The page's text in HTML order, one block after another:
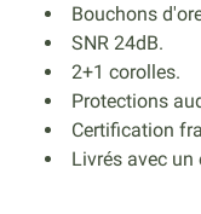
Bouchons
SNR 24dB.
2+1 corolles.
Protections
Certification
Livrés avec un